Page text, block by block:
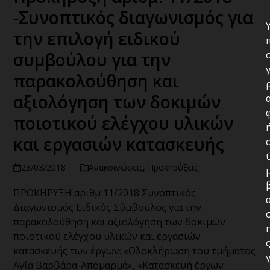
-Συνοπτικός διαγωνισμός για
την επιλογή ειδικού
συμβούλου για την
παρακολούθηση και
αξιολόγηση των δοκιμών
ποιοτικού ελέγχου υλικών
και εργασιών κατασκευής
23/03/2018 Ανακοινώσεις, Προκηρύξεις
ΠΡΟΚΗΡΥΞΗ αριθμ 11/2018 Συνοπτικός
Διαγωνισμός Ειδικός Σύμβουλος για την
παρακολούθηση και αξιολόγηση των δοκιμών
ποιοτικού ελέγχου υλικών και εργασιών
κατασκευής των έργων: «Ολοκλήρωση του τμήματος
Αγία Βαρβάρα-Απομαρμά», «Κατασκευή έργων
γ
ς
γ